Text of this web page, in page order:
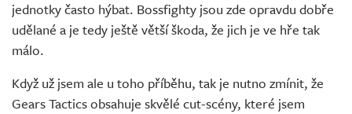
jednotky často hýbat. Bossfighty jsou zde opravdu dobře
udělané a je tedy ještě větší škoda, že jich je ve hře tak
málo.
Když už jsem ale u toho příběhu, tak je nutno zmínit, že
Gears Tactics obsahuje skvělé cut-scény, které jsem